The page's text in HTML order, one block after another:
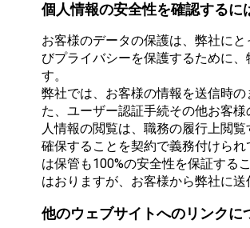
個人情報の安全性を確認するに
お客様のデータの保護は、弊社に
びプライバシーを保護するために
す。
弊社では、お客様の情報を送信時
た、ユーザー認証手続その他お客
人情報の閲覧は、職務の履行上閲
確保することを契約で義務付けら
は保管も100%の安全性を保証する
はおりますが、お客様から弊社に
他のウェブサイトへのリンクに